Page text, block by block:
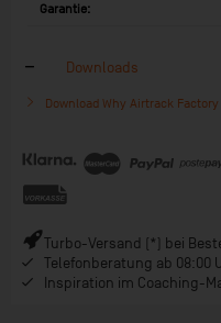
Garantie:
Downloads
Download Why Airtrack Factory
Turbo-Versand (*) bei
Telefonberatung ab 08:00
Inspiration im Coaching-